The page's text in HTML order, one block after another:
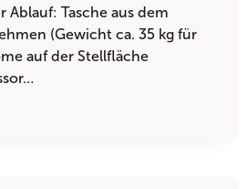
Ablauf: Tasche aus dem
(Gewicht ca. 35 kg für
auf der Stellfläche